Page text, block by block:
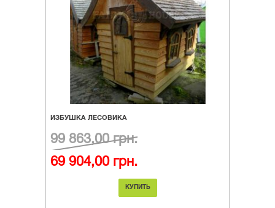
ИЗБУШКА ЛЕСОВИКА
99 863,00 грн.
69 904,00 грн.
КУПИТЬ